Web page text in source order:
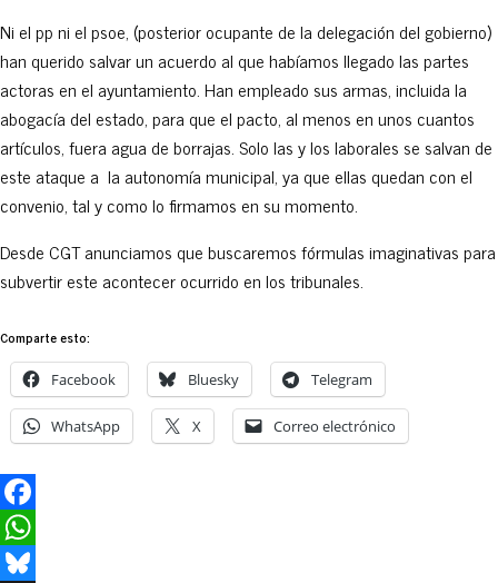
Ni el pp ni el psoe, (posterior ocupante de la delegación del gobierno)
han querido salvar un acuerdo al que habíamos llegado las partes
actoras en el ayuntamiento. Han empleado sus armas, incluida la
abogacía del estado, para que el pacto, al menos en unos cuantos
artículos, fuera agua de borrajas. Solo las y los laborales se salvan de
este ataque a la autonomía municipal, ya que ellas quedan con el
convenio, tal y como lo firmamos en su momento.
Desde CGT anunciamos que buscaremos fórmulas imaginativas para
subvertir este acontecer ocurrido en los tribunales.
Comparte esto:
Facebook Bluesky Telegram
WhatsApp X Correo electrónico
Facebook
WhatsApp